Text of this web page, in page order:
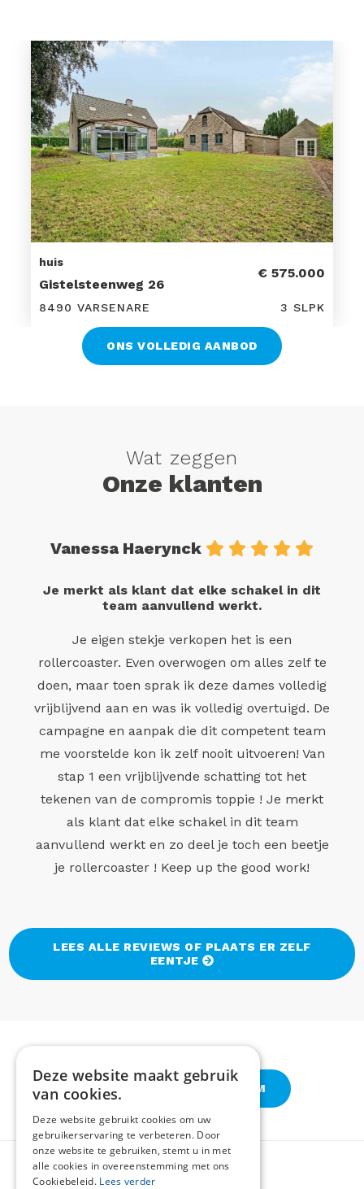
huis
Gistelsteenweg 26
€ 575.000
8490 VARSENARE 3 SLPK
ONS VOLLEDIG AANBOD
Wat zeggen
Onze klanten
Vanessa Haerynck
Je merkt als klant dat elke schakel in dit
team aanvullend werkt.
Je eigen stekje verkopen het is een
rollercoaster. Even overwogen om alles zelf te
doen, maar toen sprak ik deze dames volledig
vrijblijvend aan en was ik volledig overtuigd. De
campagne en aanpak die dit competent team
me voorstelde kon ik zelf nooit uitvoeren! Van
stap 1 een vrijblijvende schatting tot het
tekenen van de compromis toppie ! Je merkt
als klant dat elke schakel in dit team
aanvullend werkt en zo deel je toch een beetje
je rollercoaster ! Keep up the good work!
LEES ALLE REVIEWS OF PLAATS ER ZELF
EENTJE
VOLG ONS OP INSTAGRAM
Deze website maakt gebruik
van cookies.
Deze website gebruikt cookies om uw
gebruikerservaring te verbeteren. Door
onze website te gebruiken, stemt u in met
alle cookies in overeenstemming met ons
Cookiebeleid. Lees verder